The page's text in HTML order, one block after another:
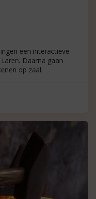
een interactieve
Daarna gaan
op zaal.